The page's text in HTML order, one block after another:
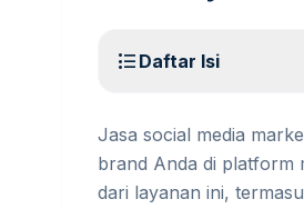
format_list_bulleted Daftar Isi
Jasa social media
brand Anda di platform
dari layanan ini,